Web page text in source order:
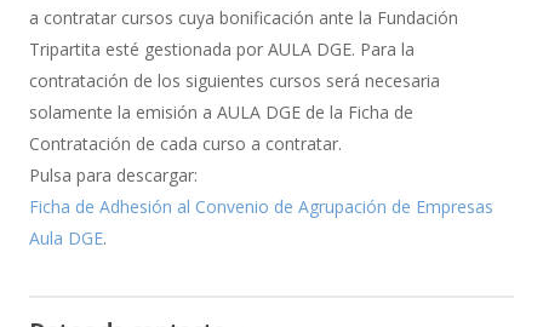
a contratar cursos cuya bonificación ante la Fundación
Tripartita esté gestionada por AULA DGE. Para la
contratación de los siguientes cursos será necesaria
solamente la emisión a AULA DGE de la Ficha de
Contratación de cada curso a contratar.
Pulsa para descargar:
Ficha de Adhesión al Convenio de Agrupación de Empresas
Aula DGE.